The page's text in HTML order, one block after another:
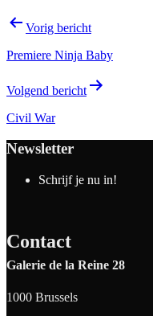
Vorig bericht
Premiere Ninja Baby
Volgend bericht
Civil War
Newsletter
Schrijf je nu in!
Contact
Galerie de la Reine 28
1000 Brussels